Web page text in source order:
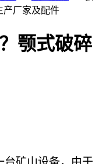
产厂家及配件
颚式破碎